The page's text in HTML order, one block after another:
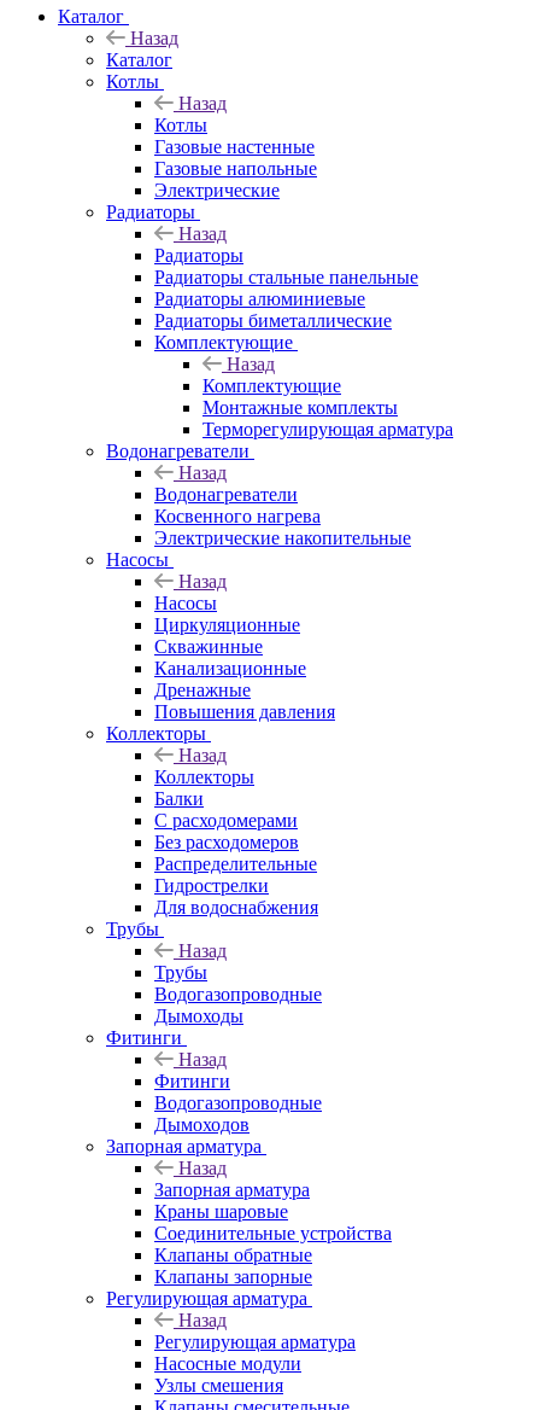
Каталог
Назад
Каталог
Котлы
Назад
Котлы
Газовые настенные
Газовые напольные
Электрические
Радиаторы
Назад
Радиаторы
Радиаторы стальные панельные
Радиаторы алюминиевые
Радиаторы биметаллические
Комплектующие
Назад
Комплектующие
Монтажные комплекты
Терморегулирующая арматура
Водонагреватели
Назад
Водонагреватели
Косвенного нагрева
Электрические накопительные
Насосы
Назад
Насосы
Циркуляционные
Скважинные
Канализационные
Дренажные
Повышения давления
Коллекторы
Назад
Коллекторы
Балки
С расходомерами
Без расходомеров
Распределительные
Гидрострелки
Для водоснабжения
Трубы
Назад
Трубы
Водогазопроводные
Дымоходы
Фитинги
Назад
Фитинги
Водогазопроводные
Дымоходов
Запорная арматура
Назад
Запорная арматура
Краны шаровые
Соединительные устройства
Клапаны обратные
Клапаны запорные
Регулирующая арматура
Назад
Регулирующая арматура
Насосные модули
Узлы смешения